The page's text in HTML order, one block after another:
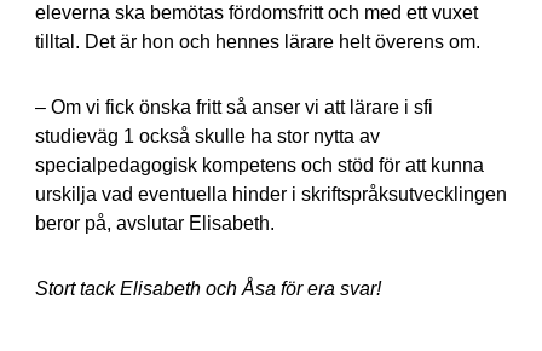
eleverna ska bemötas fördomsfritt och med ett vuxet
tilltal. Det är hon och hennes lärare helt överens om.
– Om vi fick önska fritt så anser vi att lärare i sfi
studieväg 1 också skulle ha stor nytta av
specialpedagogisk kompetens och stöd för att kunna
urskilja vad eventuella hinder i skriftspråksutvecklingen
beror på, avslutar Elisabeth.
Stort tack Elisabeth och Åsa för era svar!